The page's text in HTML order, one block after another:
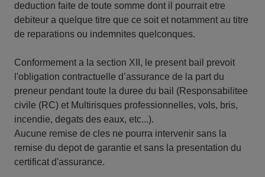
deduction faite de toute somme dont il pourrait etre
debiteur a quelque titre que ce soit et notamment au titre
de reparations ou indemnites quelconques.
Conformement a la section XII, le present bail prevoit
l'obligation contractuelle d’assurance de la part du
preneur pendant toute la duree du bail (Responsabilitee
civile (RC) et Multirisques professionnelles, vols, bris,
incendie, degats des eaux, etc...).
Aucune remise de cles ne pourra intervenir sans la
remise du depot de garantie et sans la presentation du
certificat d'assurance.